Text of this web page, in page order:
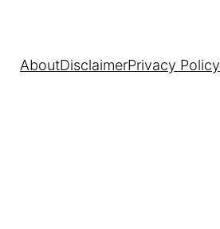
AboutDisclaimerPrivacy Policy